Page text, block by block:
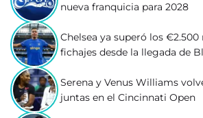
nueva franquicia para 2028
Chelsea ya superó los
fichajes desde la llegada de
Serena y Venus Williams
juntas en el Cincinnati Open